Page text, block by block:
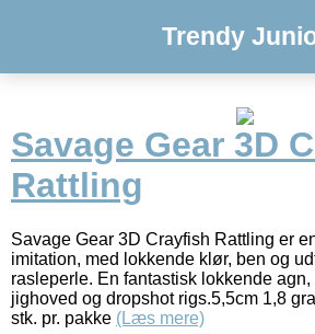
Trendy
Savage Gear 3D
Rattling
Savage Gear 3D Crayfish Rattling er
imitation, med lokkende klør, ben og
rasleperle. En fantastisk lokkende
jighoved og dropshot rigs.5,5cm 1,8
stk. pr. pakke (Læs mere)